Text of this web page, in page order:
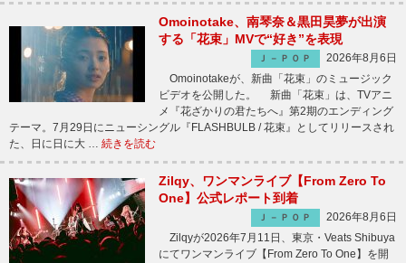
Omoinotake、南琴奈＆黒田昊夢が出演
する「花束」MVで“好き”を表現
Ｊ－ＰＯＰ
2026年8月6日
Omoinotakeが、新曲「花束」のミュージック
ビデオを公開した。 新曲「花束」は、TVアニ
メ『花ざかりの君たちへ』第2期のエンディング
テーマ。7月29日にニューシングル『FLASHBULB / 花束』としてリリースされ
た、日に日に大 … 続きを読む
Zilqy、ワンマンライブ【From Zero To
One】公式レポート到着
Ｊ－ＰＯＰ
2026年8月6日
Zilqyが2026年7月11日、東京・Veats Shibuya
にてワンマンライブ【From Zero To One】を開